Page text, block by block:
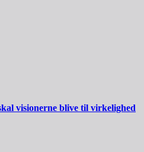
visionerne blive til virkelighed